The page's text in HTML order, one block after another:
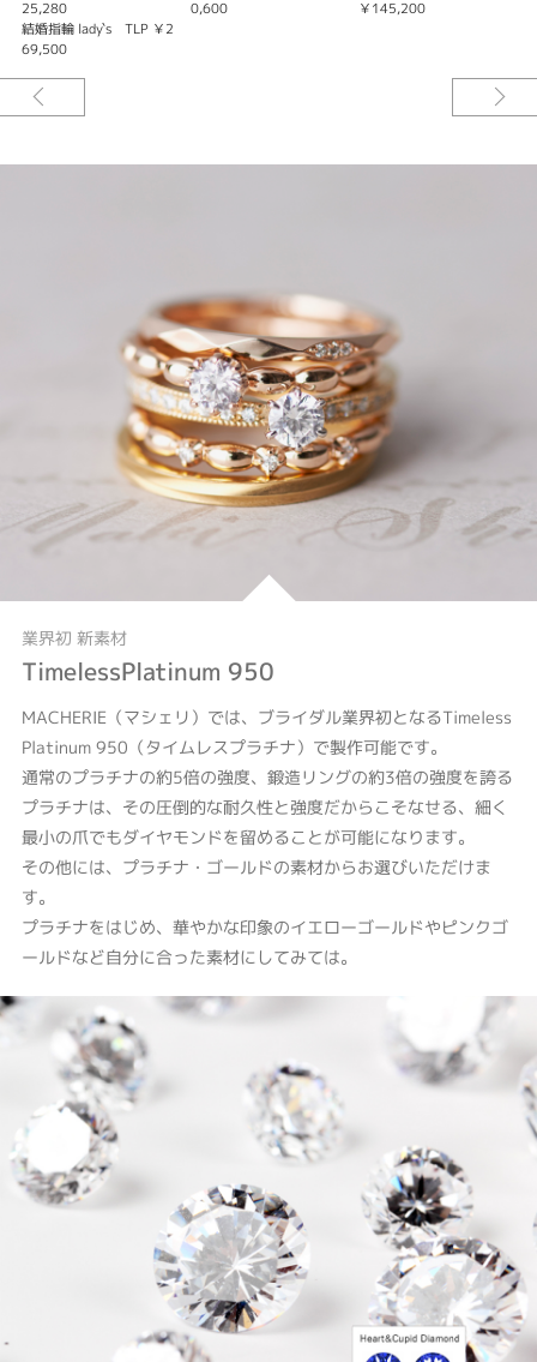
25,280
結婚指輪 lady`s TLP ￥2
69,500
0,600
￥145,200
業界初 新素材
TimelessPlatinum 950
MACHERIE（マシェリ）では、ブライダル業界初となるTimeless
Platinum 950（タイムレスプラチナ）で製作可能です。
通常のプラチナの約5倍の強度、鍛造リングの約3倍の強度を誇る
プラチナは、その圧倒的な耐久性と強度だからこそなせる、細く
最小の爪でもダイヤモンドを留めることが可能になります。
その他には、プラチナ・ゴールドの素材からお選びいただけま
す。
プラチナをはじめ、華やかな印象のイエローゴールドやピンクゴ
ールドなど自分に合った素材にしてみては。